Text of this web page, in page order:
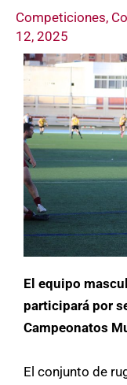
Competiciones,
12, 2025
El equipo
participará por
Campeonatos
El conjunto de